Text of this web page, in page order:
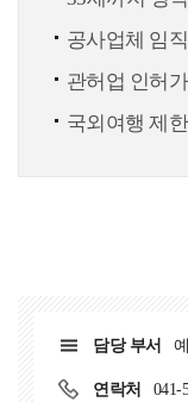
공사업체 임
관허업 인허
국외여행 제
담당 부서
연락처 041-